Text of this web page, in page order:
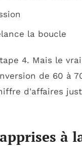
la boucle
4. Mais le
de 60 à
d'affaires
à